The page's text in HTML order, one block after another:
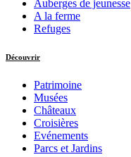
Auberges de jeunesse
A la ferme
Refuges
Découvrir
Patrimoine
Musées
Châteaux
Croisières
Evénements
Parcs et Jardins